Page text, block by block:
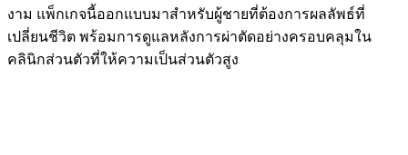
งาม แพ็กเกจนี้ออกแบบมาสำหรับผู้ชายที่ต้องการผลลัพธ์ที่
เปลี่ยนชีวิต พร้อมการดูแลหลังการผ่าตัดอย่างครอบคลุมใน
คลินิกส่วนตัวที่ให้ความเป็นส่วนตัวสูง